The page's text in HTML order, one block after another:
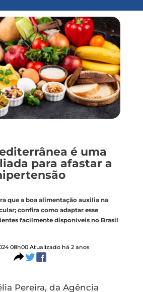
é uma
para afastar a
que a boa alimentação auxilia na
confira como adaptar esse
facilmente disponíveis no Brasil
08h00 Atualizado há 2 anos
Pereira, da Agência